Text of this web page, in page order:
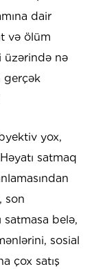
dair
və ölüm
üzərində nə
gerçək
yox,
satmaq
son
satmasa belə,
sosial
çox satış